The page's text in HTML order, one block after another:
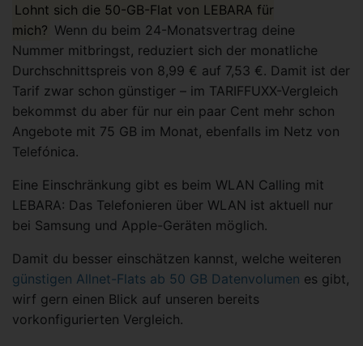
Lohnt sich die 50-GB-Flat von LEBARA für
mich? Wenn du beim 24-Monatsvertrag deine
Nummer mitbringst, reduziert sich der monatliche
Durchschnittspreis von 8,99 € auf 7,53 €. Damit ist der
Tarif zwar schon günstiger – im TARIFFUXX-Vergleich
bekommst du aber für nur ein paar Cent mehr schon
Angebote mit 75 GB im Monat, ebenfalls im Netz von
Telefónica.
Eine Einschränkung gibt es beim WLAN Calling mit
LEBARA: Das Telefonieren über WLAN ist aktuell nur
bei Samsung und Apple-Geräten möglich.
Damit du besser einschätzen kannst, welche weiteren
günstigen Allnet-Flats ab 50 GB Datenvolumen es gibt,
wirf gern einen Blick auf unseren bereits
vorkonfigurierten Vergleich.